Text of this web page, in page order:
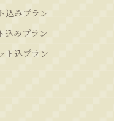
込みプラン
込みプラン
ト込プラン